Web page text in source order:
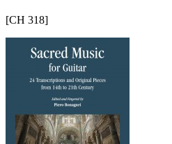
[CH 318]